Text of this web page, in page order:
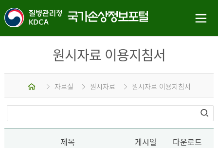
원시자료 이용지침서
홈 자료실 원시자료 원시자료 이용지침서
제목 게시일 다운로드